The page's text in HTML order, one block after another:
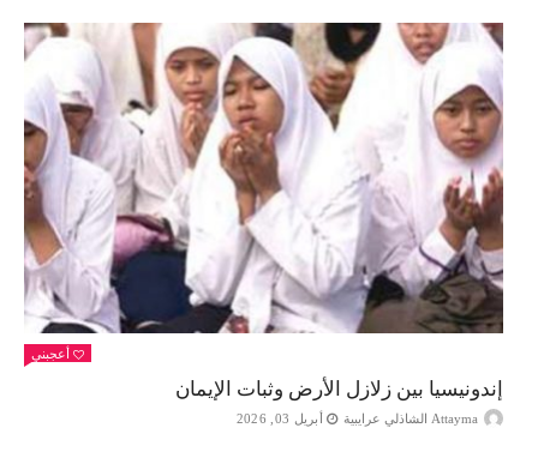
أعجبني
إندونيسيا بين زلازل الأرض وثبات الإيمان
Attayma الشاذلي عرايبية أبريل 03, 2026